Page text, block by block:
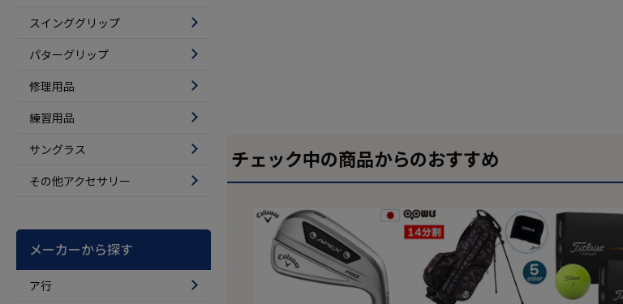
スインググリップ
パターグリップ
修理用品
練習用品
サングラス
その他アクセサリー
メーカーから探す
ア行
チェック中の商品からのおすすめ